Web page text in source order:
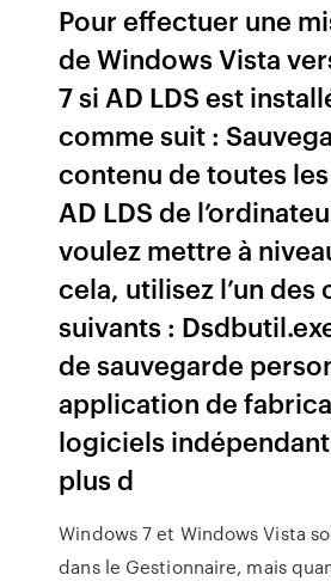
Pour effectuer une
de Windows Vista
7 si AD LDS est
comme suit :
contenu de toutes
AD LDS de
voulez mettre à
cela, utilisez l’un des
suivants :
de sauvegarde
application de
logiciels indépendant
plus d
Windows 7 et Windows Vista
dans le Gestionnaire, mais